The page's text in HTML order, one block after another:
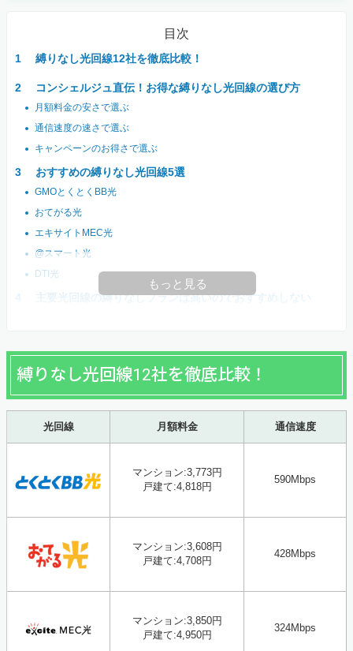
目次
縛りなし光回線12社を徹底比較！
コンシェルジュ直伝！お得な縛りなし光回線の選び方
月額料金の安さで選ぶ
通信速度の速さで選ぶ
キャンペーンのお得さで選ぶ
おすすめの縛りなし光回線5選
GMOとくとくBB光
おてがる光
エキサイトMEC光
@スマート光
DTI光
主要光回線の縛りなしプランは高いのでおすすめしない
もっと見る
縛りなし光回線12社を徹底比較！
光回線 月額料金 通信速度
マンション:3,773円
戸建て:4,818円
590Mbps
マンション:3,608円
戸建て:4,708円
428Mbps
マンション:3,850円
戸建て:4,950円
324Mbps